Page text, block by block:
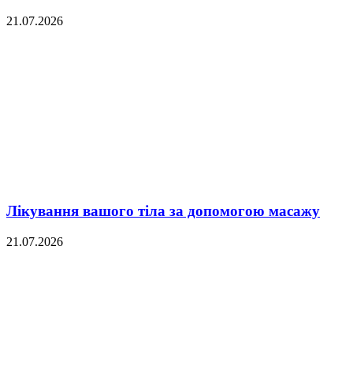
21.07.2026
Лікування вашого тіла за допомогою масажу
21.07.2026